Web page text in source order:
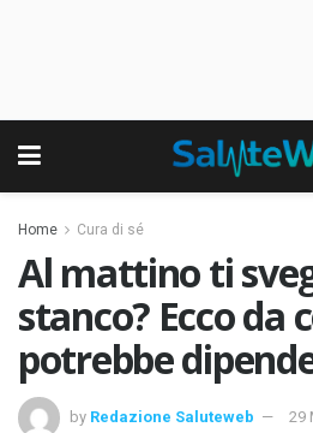
Home Cura di sé
Al mattino ti
stanco? Ecco da
potrebbe
by Redazione Saluteweb 29